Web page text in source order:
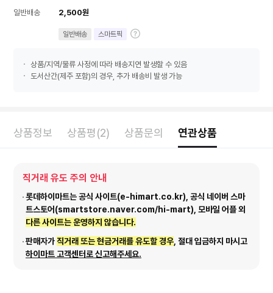
일반배송 2,500원
일반배송 스마트픽
상품/지역/물류 사정에 따라 배송지연 발생할 수 있음
도서산간(제주 포함)의 경우, 추가 배송비 발생 가능
상품정보 상품평(2) 상품문의 연관상품
직거래 유도 주의 안내
롯데하이마트는 공식 사이트(e-himart.co.kr), 공식 네이버 스마
트스토어(smartstore.naver.com/hi-mart), 모바일 어플 외
다른 사이트는 운영하지 않습니다.
판매자가직거래 또는 현금거래를 유도할 경우 , 절대 입금하지 마시고
하이마트 고객센터로 신고해주세요.